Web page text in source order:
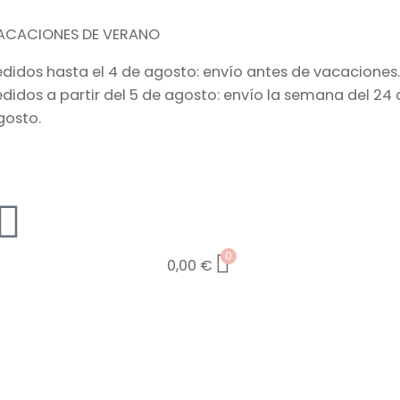
DE VERANO
hasta el 4 de agosto: envío antes de vacaciones.
a partir del 5 de agosto: envío la semana del 24
0,00 € 0